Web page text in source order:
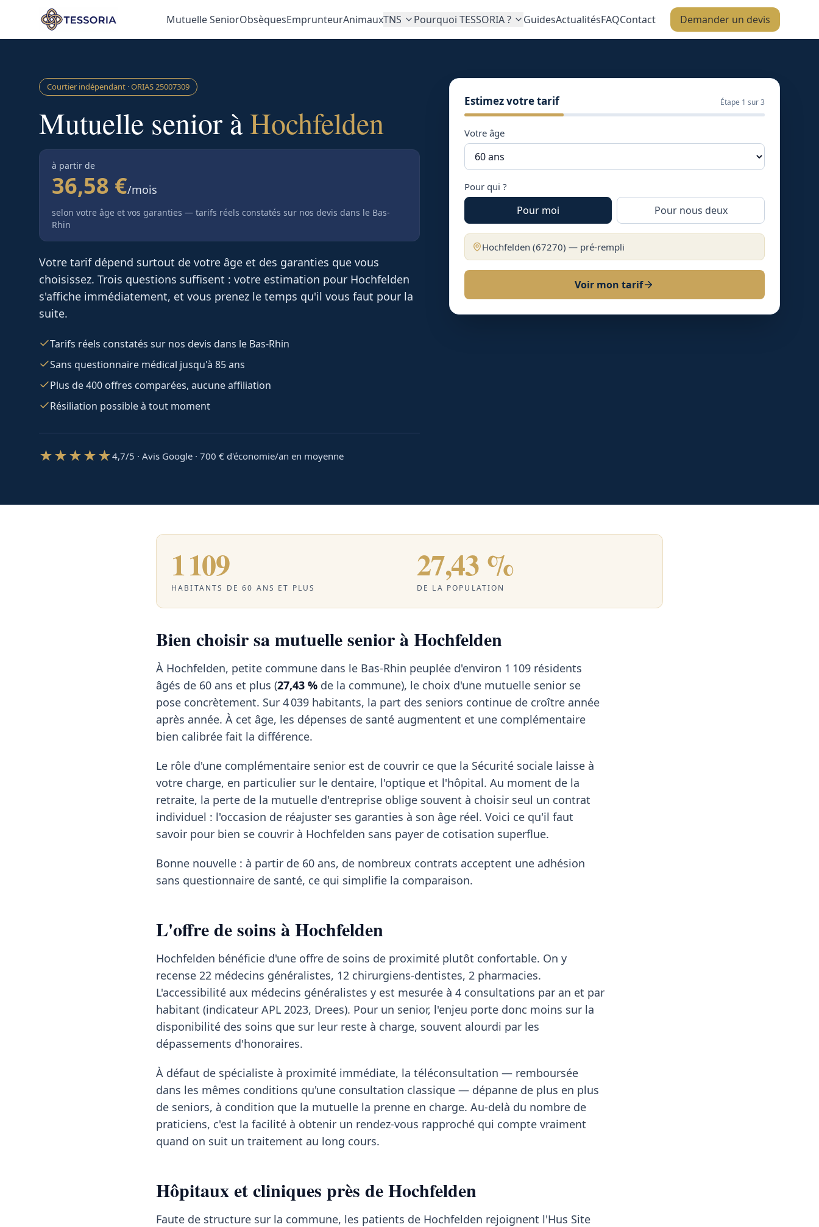
Aller au contenu principal
Mutuelle SeniorObsèquesEmprunteurAnimauxTNS Pourquoi TESSORIA ? GuidesActualitésFAQContact Demander un devis
Courtier indépendant · ORIAS25007309
Mutuelle senior àHochfelden
à partir de
36,58 €/mois
selon votre âge et vos garanties — tarifs réels constatés sur nos devis dans le Bas-
Rhin
Votre tarif dépend surtout de votre âge et des garanties que vous
choisissez. Trois questions suffisent : votre estimation pour Hochfelden
s'affiche immédiatement, et vous prenez le temps qu'il vous faut pour la
suite.
Tarifs réels constatés sur nos devis dans le Bas-Rhin
Sans questionnaire médical jusqu'à 85 ans
Plus de 400 offres comparées, aucune affiliation
Résiliation possible à tout moment
★★★★★4,7/5 · Avis Google · 700 € d'économie/an en moyenne
Estimez votre tarif Étape 1 sur 3
Votre âge
Pour qui ?
Pour moi Pour nous deux
Hochfelden (67270) — pré-rempli
Voir mon tarif
1 109
HABITANTS DE 60 ANS ET PLUS
27,43 %
DE LA POPULATION
Bien choisir sa mutuelle senior à Hochfelden
À Hochfelden, petite commune dans le Bas-Rhin peuplée d'environ 1 109 résidents
âgés de 60 ans et plus (27,43 % de la commune), le choix d'une mutuelle senior se
pose concrètement. Sur 4 039 habitants, la part des seniors continue de croître année
après année. À cet âge, les dépenses de santé augmentent et une complémentaire
bien calibrée fait la différence.
Le rôle d'une complémentaire senior est de couvrir ce que la Sécurité sociale laisse à
votre charge, en particulier sur le dentaire, l'optique et l'hôpital. Au moment de la
retraite, la perte de la mutuelle d'entreprise oblige souvent à choisir seul un contrat
individuel : l'occasion de réajuster ses garanties à son âge réel. Voici ce qu'il faut
savoir pour bien se couvrir à Hochfelden sans payer de cotisation superflue.
Bonne nouvelle : à partir de 60 ans, de nombreux contrats acceptent une adhésion
sans questionnaire de santé, ce qui simplifie la comparaison.
L'offre de soins à Hochfelden
Hochfelden bénéficie d'une offre de soins de proximité plutôt confortable. On y
recense 22 médecins généralistes, 12 chirurgiens-dentistes, 2 pharmacies.
L'accessibilité aux médecins généralistes y est mesurée à 4 consultations par an et par
habitant (indicateur APL 2023, Drees). Pour un senior, l'enjeu porte donc moins sur la
disponibilité des soins que sur leur reste à charge, souvent alourdi par les
dépassements d'honoraires.
À défaut de spécialiste à proximité immédiate, la téléconsultation — remboursée
dans les mêmes conditions qu'une consultation classique — dépanne de plus en plus
de seniors, à condition que la mutuelle la prenne en charge. Au-delà du nombre de
praticiens, c'est la facilité à obtenir un rendez-vous rapproché qui compte vraiment
quand on suit un traitement au long cours.
Hôpitaux et cliniques près de Hochfelden
Faute de structure sur la commune, les patients de Hochfelden rejoignent l'Hus Site